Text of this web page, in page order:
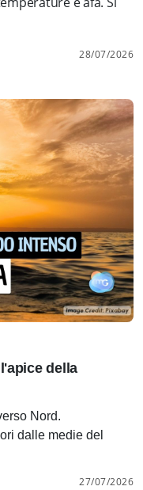
28/07/2026
della
Nord.
dalle medie del
27/07/2026